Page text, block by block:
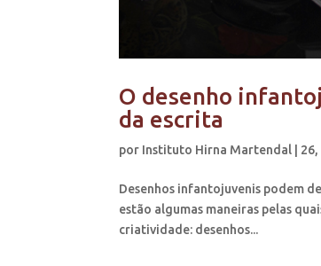
O desenho
da escrita
por Instituto Hirna Martendal
Desenhos infantojuvenis podem
estão algumas maneiras pelas
criatividade: desenhos...